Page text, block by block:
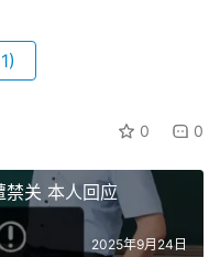
0 0
禁关 本人回应
2025年9月24日